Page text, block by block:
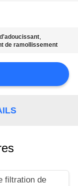
,
de ramollissement
filtration de